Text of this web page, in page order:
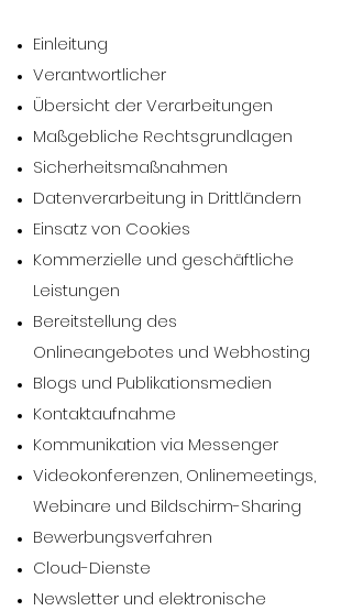
Einleitung
Verantwortlicher
Übersicht der Verarbeitungen
Maßgebliche Rechtsgrundlagen
Sicherheitsmaßnahmen
Datenverarbeitung in Drittländern
Einsatz von Cookies
Kommerzielle und geschäftliche
Leistungen
Bereitstellung des
Onlineangebotes und Webhosting
Blogs und Publikationsmedien
Kontaktaufnahme
Kommunikation via Messenger
Videokonferenzen, Onlinemeetings,
Webinare und Bildschirm-Sharing
Bewerbungsverfahren
Cloud-Dienste
Newsletter und elektronische